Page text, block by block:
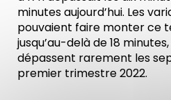
minutes aujourd’hui. Les
pouvaient faire monter ce
jusqu’au-delà de 18
dépassent rarement les
premier trimestre 2022.